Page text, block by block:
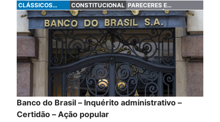
CLÁSSICOS
FORENSE
CONSTITUCIONAL PARECERES E
JURISPRUDÊNCIA
Banco do Brasil – Inquérito administrativo –
Certidão – Ação popular